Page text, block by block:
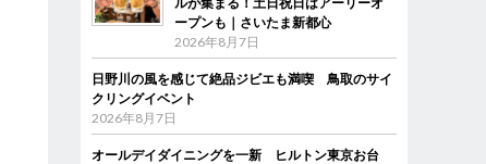
ープンも｜さいたま新都心
2026年8月7日
日野川の風を感じて絶品ジビエも満喫 鳥取のサイ
クリングイベント
2026年8月7日
オールデイダイニングを一新 ヒルトン東京お台